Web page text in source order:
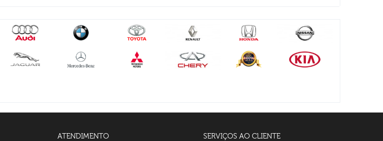
ATENDIMENTO SERVIÇOS AO CLIENTE